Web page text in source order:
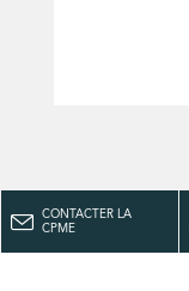
CONTACTER LA
CPME